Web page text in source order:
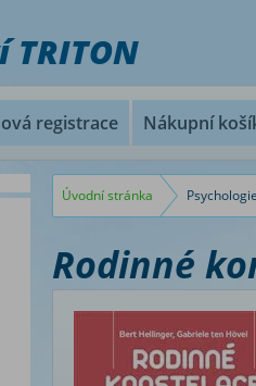
registrace Nákupní
Úvodní stránka
Rodinné